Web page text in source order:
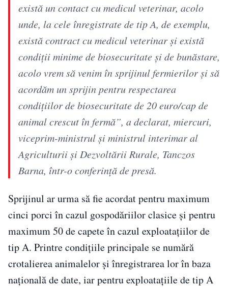
există un contact cu medicul veterinar, acolo
unde, la cele înregistrate de tip A, de exemplu,
există contract cu medicul veterinar şi există
condiţii minime de biosecuritate şi de bunăstare,
acolo vrem să venim în sprijinul fermierilor şi să
acordăm un sprijin pentru respectarea
condiţiilor de biosecuritate de 20 euro/cap de
animal crescut în fermă”, a declarat, miercuri,
viceprim-ministrul şi ministrul interimar al
Agriculturii şi Dezvoltării Rurale, Tanczos
Barna, într-o conferinţă de presă.
Sprijinul ar urma să fie acordat pentru maximum
cinci porci în cazul gospodăriilor clasice și pentru
maximum 50 de capete în cazul exploatațiilor de
tip A. Printre condițiile principale se numără
crotalierea animalelor și înregistrarea lor în baza
națională de date, iar pentru exploatațiile de tip A